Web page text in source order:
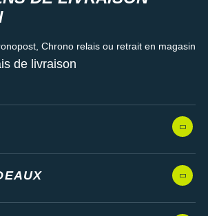
Chrono relais ou retrait en magasin
de livraison